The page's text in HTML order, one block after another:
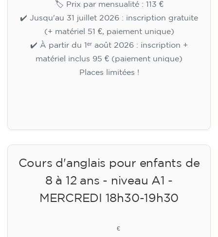
🏷️ Prix par mensualité : 113 €
✔️ Jusqu'au 31 juillet 2026 : inscription gratuite
(+ matériel 51 €, paiement unique)
✔️ À partir du 1ᵉʳ août 2026 : inscription +
matériel inclus 95 € (paiement unique)
Places limitées !
Cours d'anglais pour enfants de
8 à 12 ans - niveau A1 -
MERCREDI 18h30-19h30
€